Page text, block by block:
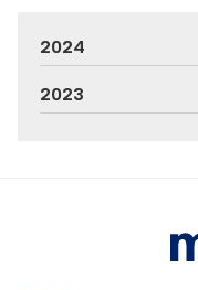
2024
2023